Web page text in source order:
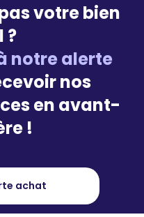
votre bien
?
notre alerte
nos
en avant-
!
achat